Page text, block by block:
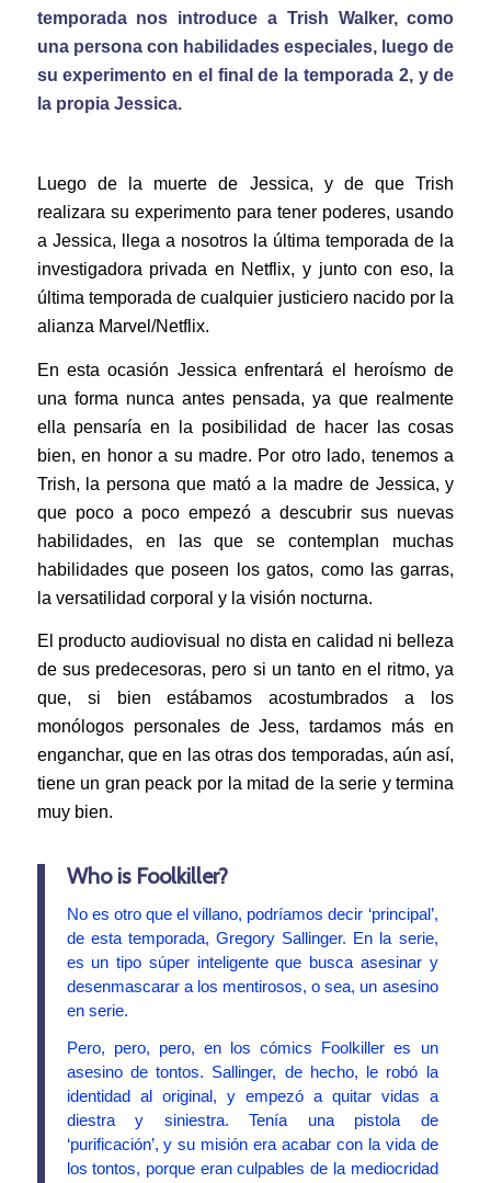
temporada nos introduce a Trish Walker, como
una persona con habilidades especiales, luego de
su experimento en el final de la temporada 2, y de
la propia Jessica.
Luego de la muerte de Jessica, y de que Trish
realizara su experimento para tener poderes, usando
a Jessica, llega a nosotros la última temporada de la
investigadora privada en Netflix, y junto con eso, la
última temporada de cualquier justiciero nacido por la
alianza Marvel/Netflix.
En esta ocasión Jessica enfrentará el heroísmo de
una forma nunca antes pensada, ya que realmente
ella pensaría en la posibilidad de hacer las cosas
bien, en honor a su madre. Por otro lado, tenemos a
Trish, la persona que mató a la madre de Jessica, y
que poco a poco empezó a descubrir sus nuevas
habilidades, en las que se contemplan muchas
habilidades que poseen los gatos, como las garras,
la versatilidad corporal y la visión nocturna.
El producto audiovisual no dista en calidad ni belleza
de sus predecesoras, pero si un tanto en el ritmo, ya
que, si bien estábamos acostumbrados a los
monólogos personales de Jess, tardamos más en
enganchar, que en las otras dos temporadas, aún así,
tiene un gran peack por la mitad de la serie y termina
muy bien.
Who is Foolkiller?
No es otro que el villano, podríamos decir ‘principal’,
de esta temporada, Gregory Sallinger. En la serie,
es un tipo súper inteligente que busca asesinar y
desenmascarar a los mentirosos, o sea, un asesino
en serie.
Pero, pero, pero, en los cómics Foolkiller es un
asesino de tontos. Sallinger, de hecho, le robó la
identidad al original, y empezó a quitar vidas a
diestra y siniestra. Tenía una pistola de
‘purificación’, y su misión era acabar con la vida de
los tontos, porque eran culpables de la mediocridad